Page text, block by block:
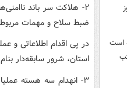
است
۲- هلاکت سر باند
ضبط سلاح و مهمات
در پی اقدام اطلاعاتی و
استان، شرور سابقه‌دار
۳- انهدام سه هسته